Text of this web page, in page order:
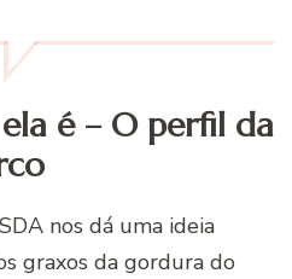
é – O perfil da
nos dá uma ideia
graxos da gordura do